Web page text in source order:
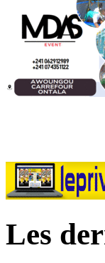
Les